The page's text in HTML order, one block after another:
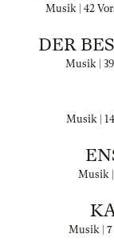
Musik | 42
DER
Musik |
Musik |
Musik |
Musik | 7